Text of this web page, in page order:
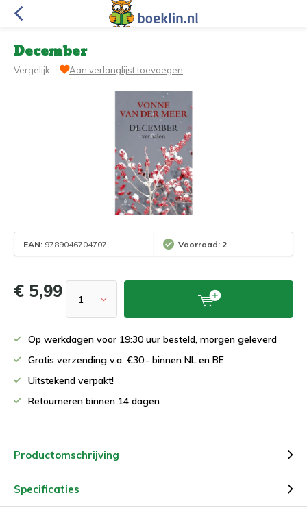
December
Vergelijk Aan verlanglijst toevoegen
EAN: 9789046704707 Voorraad: 2
€ 5,99
Op werkdagen voor 19:30 uur besteld, morgen geleverd
Gratis verzending v.a. €30,- binnen NL en BE
Uitstekend verpakt!
Retourneren binnen 14 dagen
Productomschrijving
Specificaties